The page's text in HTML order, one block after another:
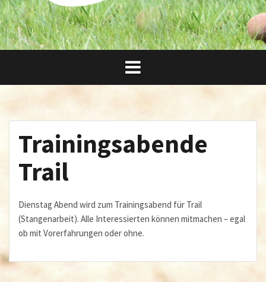
Trainingsabende
Trail
Dienstag Abend wird zum Trainingsabend für Trail
(Stangenarbeit). Alle Interessierten können mitmachen – egal
ob mit Vorerfahrungen oder ohne.